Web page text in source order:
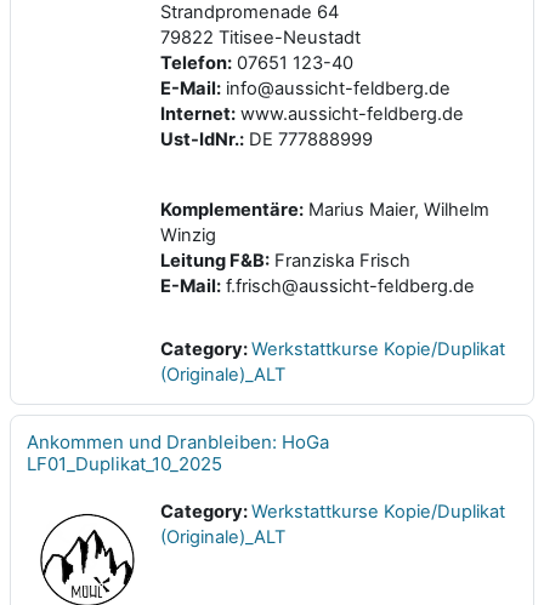
Strandpromenade 64
79822 Titisee-Neustadt
Telefon: 07651 123-40
E-Mail: info@aussicht-feldberg.de
Internet: www.aussicht-feldberg.de
Ust-IdNr.: DE 777888999
Komplementäre: Marius Maier, Wilhelm
Winzig
Leitung F&B: Franziska Frisch
E-Mail: f.frisch@aussicht-feldberg.de
Category:Werkstattkurse Kopie/Duplikat
(Originale)_ALT
Ankommen und Dranbleiben: HoGa
LF01_Duplikat_10_2025
Category:Werkstattkurse Kopie/Duplikat
(Originale)_ALT